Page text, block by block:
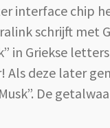
interface chip
schrijft met
in Griekse
Als deze later
De